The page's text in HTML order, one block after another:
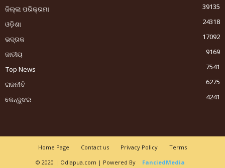
ଜିଲ୍ଲା ପରିକ୍ରମା
39135
ଓଡ଼ିଶା
24318
ଭଦ୍ରକ
17092
ଜାତୀୟ
9169
Top News
7541
ରାଜନୀତି
6275
କେନ୍ଦୁଝର
4241
Home Page Contact us Privacy Policy
Terms
© 2020 | Odiapua.com | Powered By
FanciedMedia